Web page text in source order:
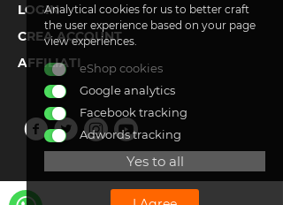
LOGIN
CREA ACCOUNT
AFFILIATI
Analytical cookies for us to better craft
the user experience based on your page
view experiences.
eShop cookies
Google analytics
Facebook tracking
Adwords tracking
Yes to all